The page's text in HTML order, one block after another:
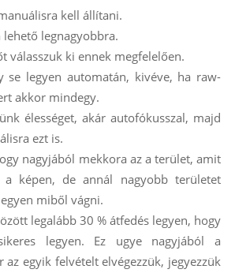
kell állítani.
legnagyobbra.
válasszuk ki ennek megfelelően.
se legyen automatán, kivéve, ha raw-
akkor mindegy.
élességet, akár autofókusszal, majd
ezt is.
nagyjából mekkora az a terület, amit
a képen, de annál nagyobb területet
miből vágni.
legalább 30 % átfedés legyen, hogy
legyen. Ez ugye nagyjából a
az egyik felvételt elvégezzük, jegyezzük